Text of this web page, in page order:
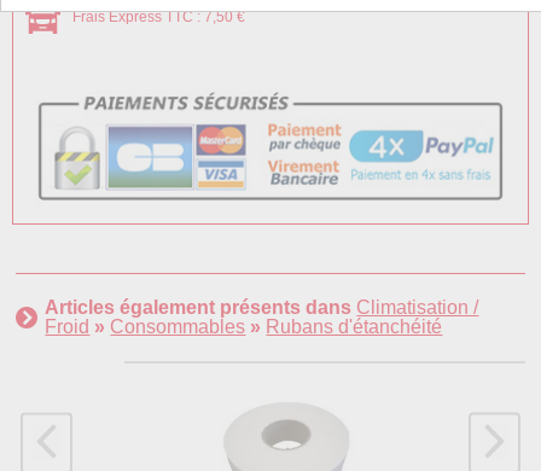
Frais Express TTC : 7,50 €
Articles également présents dans Climatisation /
Froid » Consommables » Rubans d'étanchéité